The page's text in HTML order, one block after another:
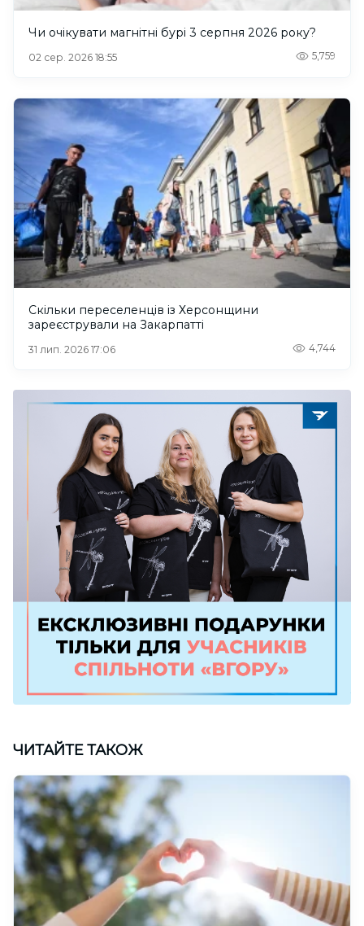
Чи очікувати магнітні бурі 3 серпня 2026 року?
02 сер. 2026 18:55 5,759
Скільки переселенців із Херсонщини
зареєстрували на Закарпатті
31 лип. 2026 17:06 4,744
ЧИТАЙТЕ ТАКОЖ